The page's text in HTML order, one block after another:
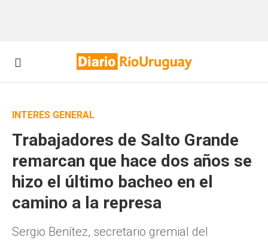
INTERÉS GENERAL
Trabajadores de Salto Grande
remarcan que hace dos años se
hizo el último bacheo en el
camino a la represa
Sergio Benítez, secretario gremial del